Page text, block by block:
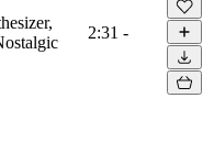
2:31 -